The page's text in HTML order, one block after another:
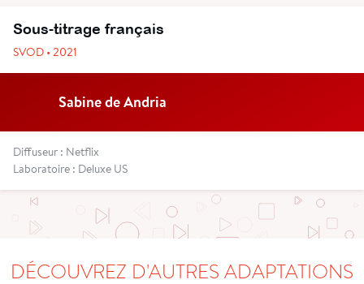
Sous-titrage français
SVOD • 2021
Sabine de Andria
Diffuseur : Netflix
Laboratoire : Deluxe US
DÉCOUVREZ D'AUTRES ADAPTATIONS